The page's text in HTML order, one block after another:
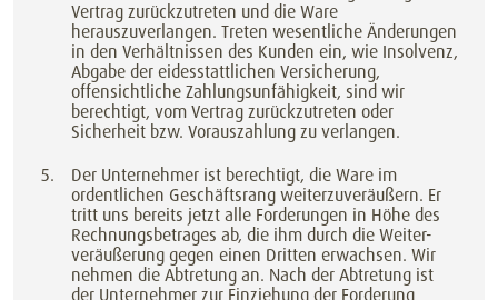
Vertrag zurückzutreten und die Ware
herauszuverlangen. Treten wesentliche Änderungen
in den Verhältnissen des Kunden ein, wie Insolvenz,
Abgabe der eidesstattlichen Versicherung,
offensichtliche Zahlungsunfähigkeit, sind wir
berechtigt, vom Vertrag zurückzutreten oder
Sicherheit bzw. Vorauszahlung zu verlangen.
Der Unternehmer ist berechtigt, die Ware im
ordentlichen Geschäftsrang weiterzuveräußern. Er
tritt uns bereits jetzt alle Forderungen in Höhe des
Rechnungsbetrages ab, die ihm durch die Weiter-
veräußerung gegen einen Dritten erwachsen. Wir
nehmen die Abtretung an. Nach der Abtretung ist
der Unternehmer zur Einziehung der Forderung